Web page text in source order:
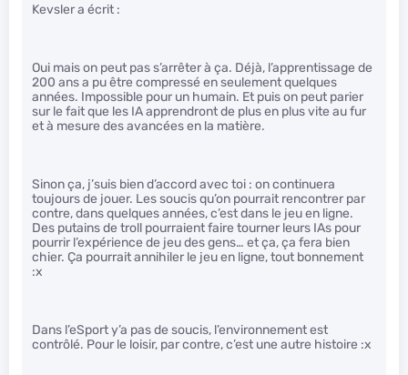
Kevsler a écrit :
Oui mais on peut pas s’arrêter à ça. Déjà, l’apprentissage de
200 ans a pu être compressé en seulement quelques
années. Impossible pour un humain. Et puis on peut parier
sur le fait que les IA apprendront de plus en plus vite au fur
et à mesure des avancées en la matière.
Sinon ça, j’suis bien d’accord avec toi : on continuera
toujours de jouer. Les soucis qu’on pourrait rencontrer par
contre, dans quelques années, c’est dans le jeu en ligne.
Des putains de troll pourraient faire tourner leurs IAs pour
pourrir l’expérience de jeu des gens… et ça, ça fera bien
chier. Ça pourrait annihiler le jeu en ligne, tout bonnement
:x
Dans l’eSport y’a pas de soucis, l’environnement est
contrôlé. Pour le loisir, par contre, c’est une autre histoire :x